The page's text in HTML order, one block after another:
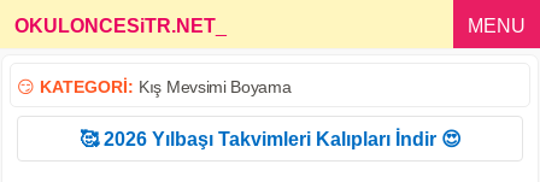
OKULONCESiTR.NET MENU
😏 KATEGORİ: Kış Mevsimi Boyama
🥰 2026 Yılbaşı Takvimleri Kalıpları İndir 😍